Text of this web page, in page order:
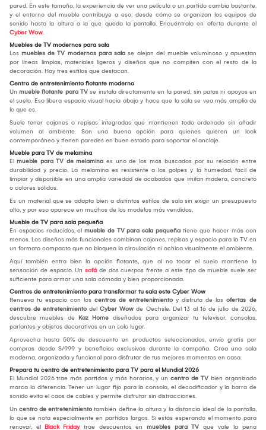
pared. En este tamaño, la experiencia de ver una película o un partido cambia bastante,
y el entorno del mueble contribuye a eso: desde cómo se organizan los equipos de
sonido hasta la altura a la que queda la pantalla. Encuéntralo en oferta durante el
Cyber Wow.
Muebles de TV modernos para sala
Los muebles de TV modernos para sala se alejan del mueble voluminoso y apuestan
por líneas limpias, materiales ligeros y diseños que no compiten con el resto de la
decoración. Hay tres estilos que destacan.
Centro de entretenimiento flotante moderno
Un mueble flotante para TV se instala directamente en la pared, sin patas ni apoyos en
el suelo. Eso libera espacio visual hacia abajo y hace que la sala se vea más amplia de
lo que es.
Suele tener cajones o repisas integradas que mantienen todo ordenado sin añadir
volumen al ambiente. Son una buena opción para quienes quieren un look
contemporáneo y tienen paredes en buen estado para soportar el anclaje.
Mueble para TV de melamina
El mueble para TV de melamina es uno de los más buscados por su relación entre
durabilidad y precio. La melamina es resistente a los golpes y la humedad, fácil de
limpiar y disponible en una amplia variedad de acabados que imitan madera, concreto
o colores sólidos.
Es un material que se adapta bien a distintos estilos de sala sin exigir un presupuesto
alto, y por eso aparece en muchos de los modelos más vendidos.
Mueble de TV para sala pequeña
En espacios reducidos, el mueble de TV para sala pequeña tiene que hacer más con
menos. Los diseños más funcionales combinan cajones, repisas y espacio para la TV en
un formato compacto que no bloquea la circulación ni achica visualmente el ambiente.
Aquí también entra bien la opción flotante, que al no tocar el suelo mantiene la
sensación de espacio. Un sofá de dos cuerpos frente a este tipo de mueble suele ser
suficiente para armar una sala cómoda y bien proporcionada.
Centros de entretenimiento para transformar tu sala este Cyber Wow
Renueva tu espacio con los centros de entretenimiento y disfruta de las ofertas de
centros de entretenimiento del Cyber Wow de Oechsle. Del 13 al 16 de julio de 2026,
descubre muebles de Kaz Home diseñados para organizar tu televisor, consolas,
parlantes y objetos decorativos en un solo lugar.
Aprovecha hasta 50% de descuento en productos seleccionados, envío gratis por
compras desde S/999 y beneficios exclusivos durante la campaña. Crea una sala
moderna, organizada y funcional para disfrutar de tus mejores momentos en casa.
Prepara tu centro de entretenimiento para TV para el Mundial 2026
El Mundial 2026 trae más partidos y más horarios, y un centro de TV bien organizado
marca la diferencia. Tener un lugar fijo para la consola, el decodificador y la barra de
sonido evita el caos de cables y permite disfrutar sin distracciones.
Un centro de entretenimiento también define la altura y la distancia ideal de la pantalla,
lo que se nota especialmente en partidos largos. Si estás esperando el momento para
renovar, el Black Fridaytrae descuentos en muebles para TV que vale la pena